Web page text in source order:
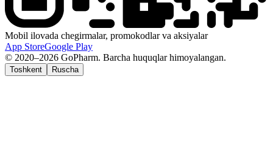
Mobil ilovada chegirmalar, promokodlar va aksiyalar
App StoreGoogle Play
© 2020–2026 GoPharm. Barcha huquqlar himoyalangan.
Toshkent Ruscha